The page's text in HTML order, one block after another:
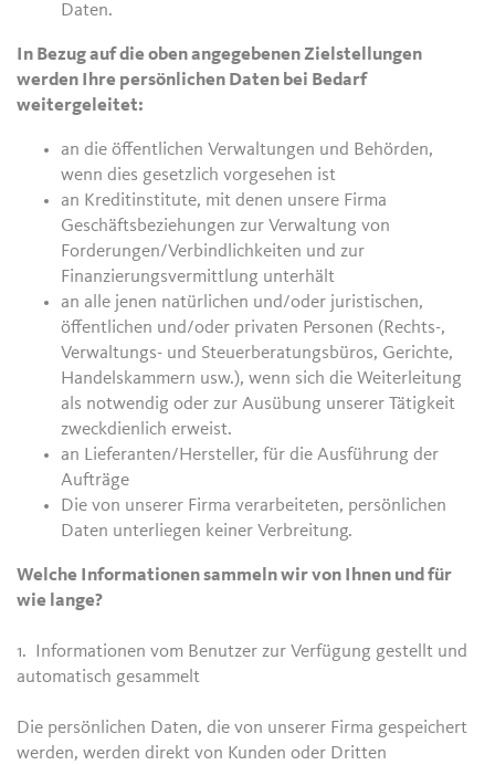
Daten.
In Bezug auf die oben angegebenen Zielstellungen
werden Ihre persönlichen Daten bei Bedarf
weitergeleitet:
an die öffentlichen Verwaltungen und Behörden,
wenn dies gesetzlich vorgesehen ist
an Kreditinstitute, mit denen unsere Firma
Geschäftsbeziehungen zur Verwaltung von
Forderungen/Verbindlichkeiten und zur
Finanzierungsvermittlung unterhält
an alle jenen natürlichen und/oder juristischen,
öffentlichen und/oder privaten Personen (Rechts-,
Verwaltungs- und Steuerberatungsbüros, Gerichte,
Handelskammern usw.), wenn sich die Weiterleitung
als notwendig oder zur Ausübung unserer Tätigkeit
zweckdienlich erweist.
an Lieferanten/Hersteller, für die Ausführung der
Aufträge
Die von unserer Firma verarbeiteten, persönlichen
Daten unterliegen keiner Verbreitung.
Welche Informationen sammeln wir von Ihnen und für
wie lange?
1. Informationen vom Benutzer zur Verfügung gestellt und
automatisch gesammelt
Die persönlichen Daten, die von unserer Firma gespeichert
werden, werden direkt von Kunden oder Dritten